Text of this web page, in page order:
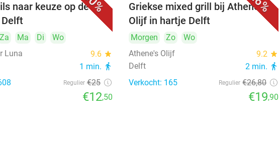
naar keuze op de
Za Ma Di
Wo
Luna
9.6 star
1 min. directions_walk
Regulier €25
€12,50
Griekse mixed grill bij Athene's
Olijf in hartje Delft
Morgen Zo
Wo
Athene's Olijf
9.2 star
Delft 2 min. directions_walk
Verkocht: 165 Regulier €26,80
€19,90